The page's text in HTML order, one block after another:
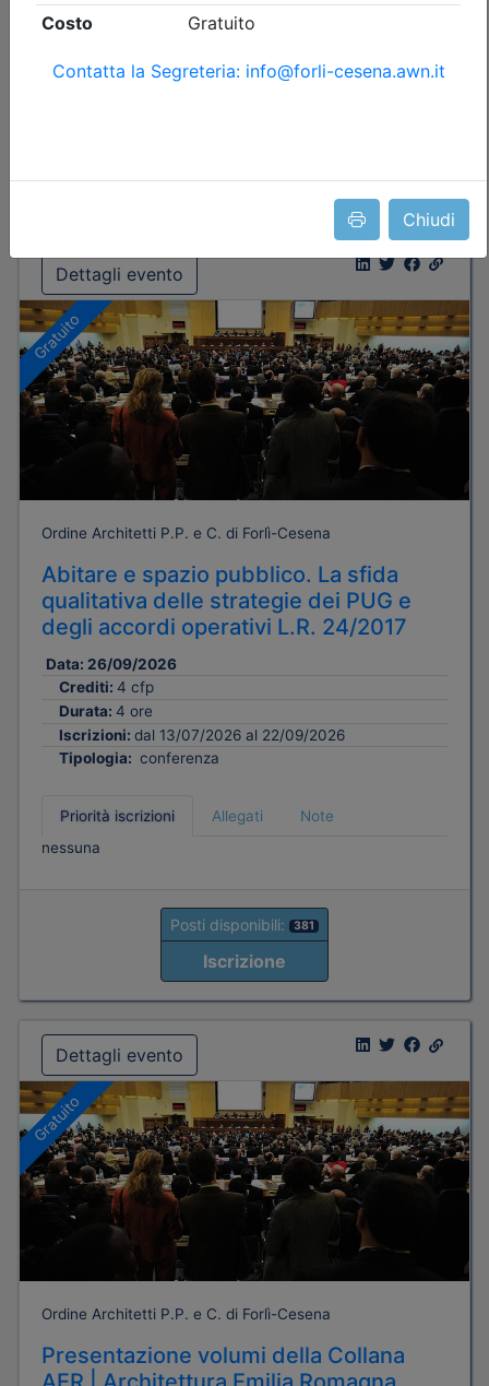
Chiudi
Priorità iscrizioni Allegati
nessuna
Iscrizione
Dettagli evento
Gratuito
Ordine Architetti P.P. e C. di Forlì-Cesena
Abitare e spazio pubblico. La sfida
qualitativa delle strategie dei PUG e
degli accordi operativi L.R. 24/2017
Data: 26/09/2026
Crediti: 4 cfp
Durata: 4 ore
Iscrizioni: dal 13/07/2026 al 22/09/2026
Tipologia: conferenza
Priorità iscrizioni Allegati
Note
nessuna
Posti disponibili: 381
Iscrizione
Dettagli evento
Gratuito
Ordine Architetti P.P. e C. di Forlì-Cesena
Presentazione volumi della Collana